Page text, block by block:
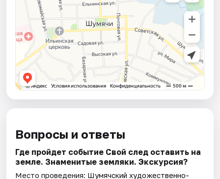
Вопросы и ответы
Где пройдет событие Свой след оставить на
земле. Знаменитые земляки. Экскурсия?
Место проведения: Шумячский художественно-